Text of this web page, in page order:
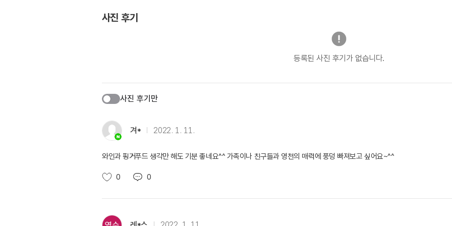
사진 후기
등록된 사진 후기가 없습니다.
사진 후기만
겨* 2022. 1. 11.
와인과 핑거푸드 생각만 해도 기분 좋네요^^ 가족이나 친구들과 영천의 매력에 풍덩 빠져보고 싶어요~^^
0 0